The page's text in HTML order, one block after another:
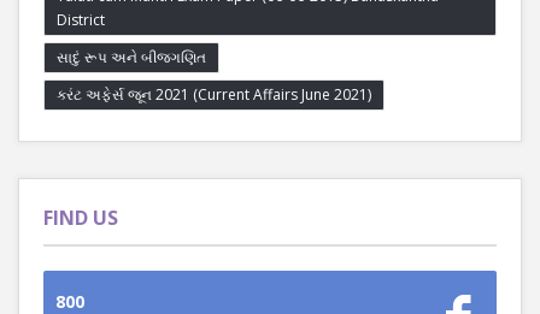
District
સાદું રૂપ અને બીજગણિત
કરંટ અફેર્સ જૂન 2021 (Current Affairs June 2021)
FIND US
800